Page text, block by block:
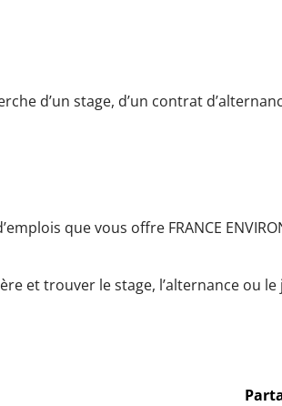
d’un stage, d’un contrat
que vous offre FRANCE
et trouver le stage, l’alternance ou le